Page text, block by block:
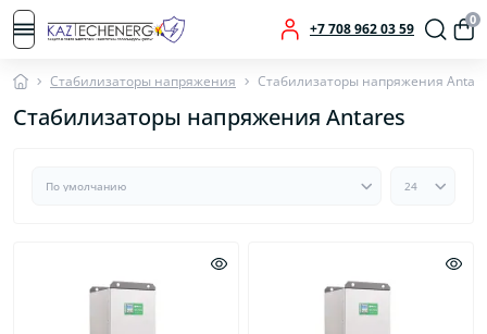
+7 708 962 03 59
0
Стабилизаторы напряжения Стабилизаторы напряжения
Стабилизаторы напряжения Antares